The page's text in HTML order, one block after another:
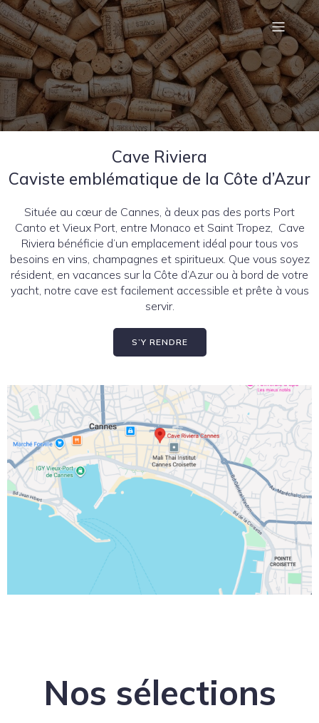
Cave Riviera
Caviste emblématique de la Côte d’Azur
Située au cœur de Cannes, à deux pas des ports Port
Canto et Vieux Port, entre Monaco et Saint Tropez, Cave
Riviera bénéficie d’un emplacement idéal pour tous vos
besoins en vins, champagnes et spiritueux. Que vous soyez
résident, en vacances sur la Côte d’Azur ou à bord de votre
yacht, notre cave est facilement accessible et prête à vous
servir.
S’Y RENDRE
Nos sélections